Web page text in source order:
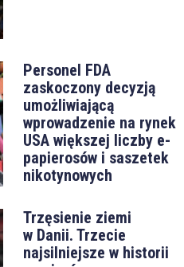
Personel FDA
zaskoczony decyzją
umożliwiającą
wprowadzenie na rynek
USA większej liczby e-
papierosów i saszetek
nikotynowych
Trzęsienie ziemi
w Danii. Trzecie
najsilniejsze w historii